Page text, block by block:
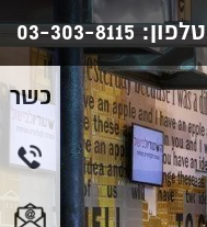
טלפון:03-303-8115
כשר